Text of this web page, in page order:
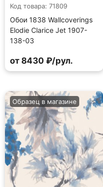
Код товара: 71809
Обои 1838 Wallcoverings
Elodie Clarice Jet 1907-
138-03
от 8430 ₽/рул.
Образец в магазине